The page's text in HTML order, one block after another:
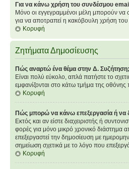
Για να κάνω χρήση του συνδέσμου
Μόνο οι εγγεγραμμένοι μέλη μπορούν να
για να αποτραπεί η κακόβουλη χρήση
Κορυφή
Ζητήματα Δημοσίευσης
Πώς αναρτώ ένα θέμα στην Δ. Συζήτηση;
Είναι πολύ εύκολο, απλά πατήστε το
εμφανίζονται στο κάτω τμήμα της
Κορυφή
Πώς μπορώ να κάνω επεξεργασία ή να
Εκτός και αν είστε διαχειριστής ή
φορές για μόνο μικρό χρονικό διάστημα
επεξεργαστεί την δημοσίευση με
σημείωση σχετικά με το λόγο που
Κορυφή